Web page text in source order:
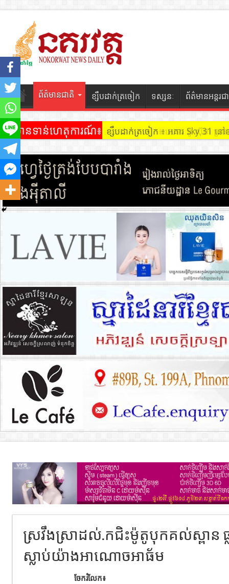
ព័ត៌មានជាតិ ខ្សឹបដាក់ត្រចៀក ទស្សនៈ ព័ត៌មានអន្តរជ
ព័ត៌មានទាន់ហេតុការណ៍៖ ខ្សឹបដាក់ត្រចៀក ៖ អគារ Sky 31
ស្រវឹងស្រាដល់.កជិះម៉ូតូបុកគល់ស្ពាន
ស្លាប់យ៉ាងអាណោចអាធ័ម
ចែករំលែក៖